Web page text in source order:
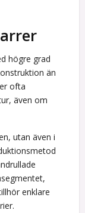
högre grad
än
ofta
även om
utan även i
enklare